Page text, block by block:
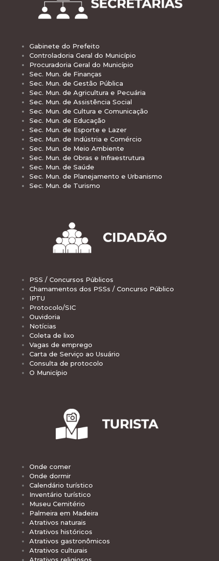
Gabinete do Prefeito
Controladoria Geral do Município
Procuradoria Geral do Município
Sec. Mun. de Finanças
Sec. Mun. de Gestão Pública
Sec. Mun. de Agricultura e Pecuária
Sec. Mun. de Assistência Social
Sec. Mun. de Cultura e Comunicação
Sec. Mun. de Educação
Sec. Mun. de Esporte e Lazer
Sec. Mun. de Indústria e Comércio
Sec. Mun. de Meio Ambiente
Sec. Mun. de Obras e Infraestrutura
Sec. Mun. de Saúde
Sec. Mun. de Planejamento e Urbanismo
Sec. Mun. de Turismo
PSS / Concursos Públicos
Chamamentos dos PSSs / Concurso Público
IPTU
Protocolo/SIC
Ouvidoria
Notícias
Coleta de lixo
Vagas de emprego
Carta de Serviço ao Usuário
Consulta de protocolo
O Município
Onde comer
Onde dormir
Calendário turístico
Inventário turístico
Museu Cemitério
Palmeira em Madeira
Atrativos naturais
Atrativos históricos
Atrativos gastronômicos
Atrativos culturais